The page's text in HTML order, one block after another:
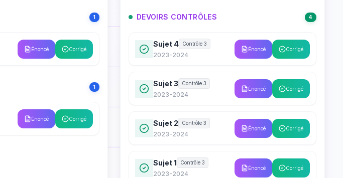
1
Énoncé Corrigé
1
Énoncé Corrigé
DEVOIRS CONTRÔLES 4
Sujet 4 Contrôle 3
2023-2024
Énoncé Corrigé
Sujet 3 Contrôle 3
2023-2024
Énoncé Corrigé
Sujet 2 Contrôle 3
2023-2024
Énoncé Corrigé
Sujet 1 Contrôle 3
2023-2024
Énoncé Corrigé